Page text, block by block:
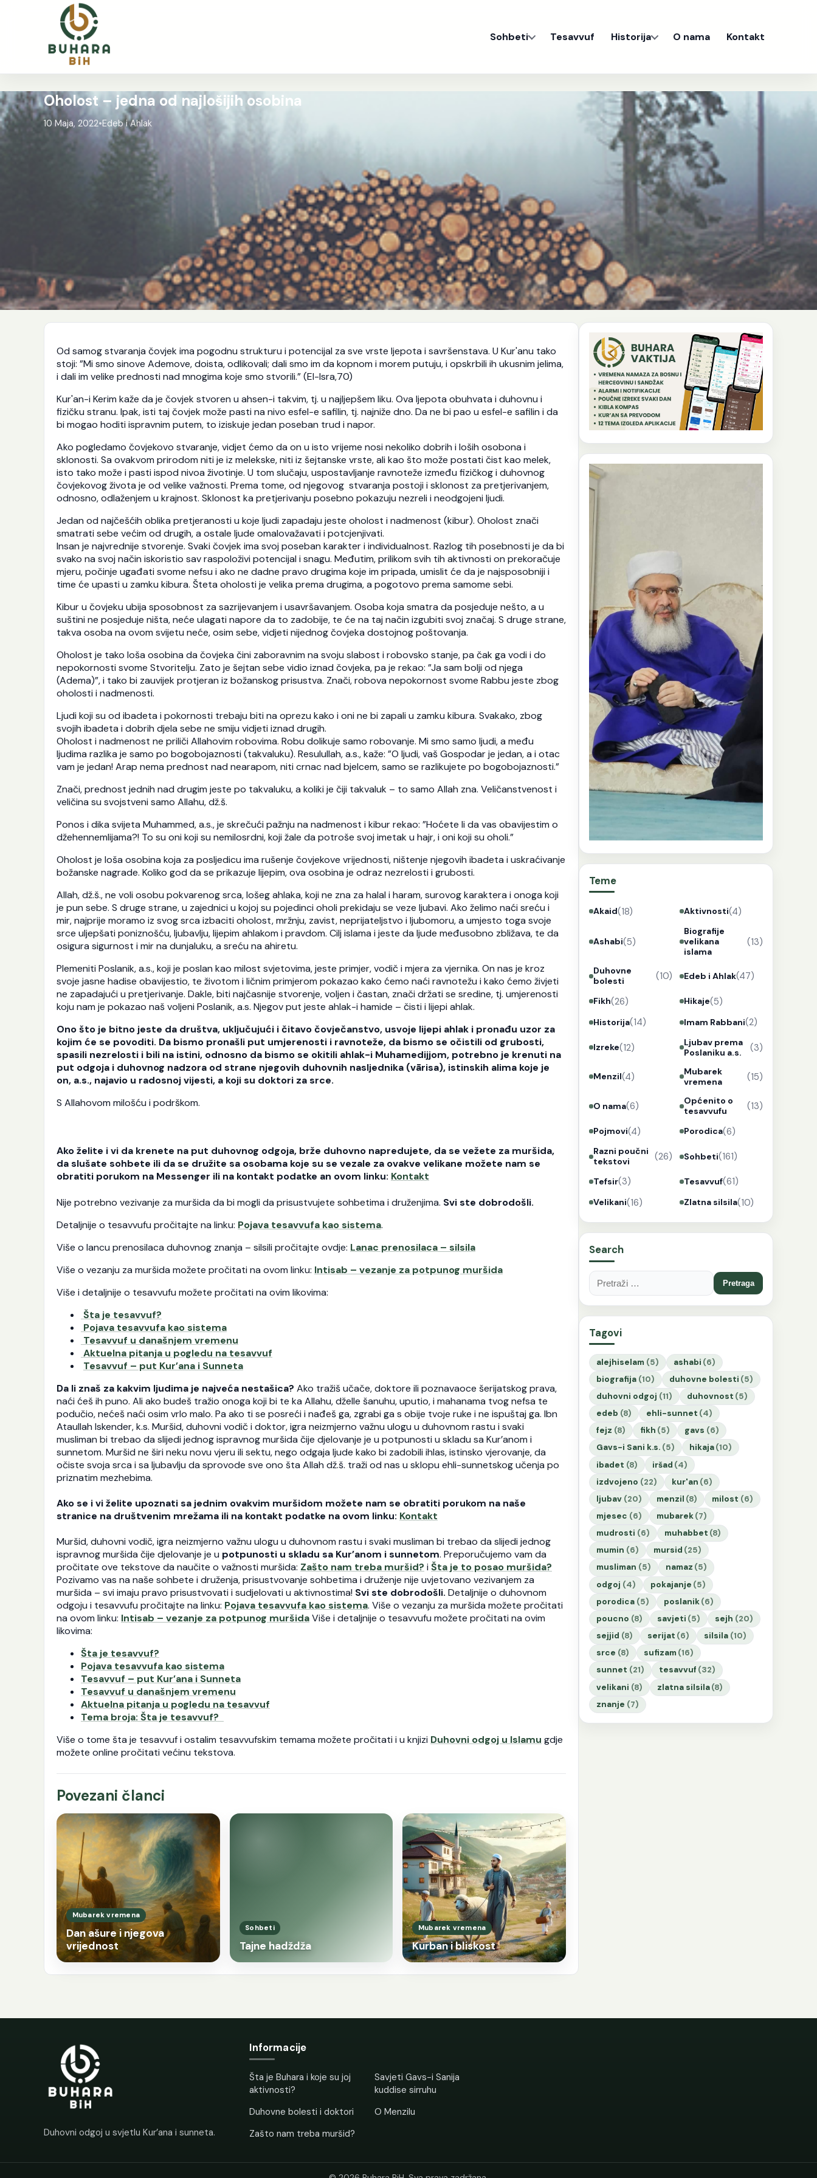
Sohbeti Tesavvuf Historija O nama Kontakt
Oholost – jedna od najlošijih osobina
10 Maja, 2022•Edeb i Ahlak
Od samog stvaranja čovjek ima pogodnu strukturu i potencijal za sve vrste ljepota i savršenstava. U Kur'anu tako
stoji: ”Mi smo sinove Ademove, doista, odlikovali; dali smo im da kopnom i morem putuju, i opskrbili ih ukusnim jelima,
i dali im velike prednosti nad mnogima koje smo stvorili.” (El-Isra,70)
Kur'an-i Kerim kaže da je čovjek stvoren u ahsen-i takvim, tj. u najljepšem liku. Ova ljepota obuhvata i duhovnu i
fizičku stranu. Ipak, isti taj čovjek može pasti na nivo esfel-e safilin, tj. najniže dno. Da ne bi pao u esfel-e safilin i da
bi mogao hoditi ispravnim putem, to iziskuje jedan poseban trud i napor.
Ako pogledamo čovjekovo stvaranje, vidjet ćemo da on u isto vrijeme nosi nekoliko dobrih i loših osobona i
sklonosti. Sa ovakvom prirodom niti je iz melekske, niti iz šejtanske vrste, ali kao što može postati čist kao melek,
isto tako može i pasti ispod nivoa životinje. U tom slučaju, uspostavljanje ravnoteže između fizičkog i duhovnog
čovjekovog života je od velike važnosti. Prema tome, od njegovog stvaranja postoji i sklonost za pretjerivanjem,
odnosno, odlaženjem u krajnost. Sklonost ka pretjerivanju posebno pokazuju nezreli i neodgojeni ljudi.
Jedan od najčešćih oblika pretjeranosti u koje ljudi zapadaju jeste oholost i nadmenost (kibur). Oholost znači
smatrati sebe većim od drugih, a ostale ljude omalovažavati i potcjenjivati.
Insan je najvrednije stvorenje. Svaki čovjek ima svoj poseban karakter i individualnost. Razlog tih posebnosti je da bi
svako na svoj način iskoristio sav raspoloživi potencijal i snagu. Međutim, prilikom svih tih aktivnosti on prekoračuje
mjeru, počinje ugađati svome nefsu i ako ne dadne pravo drugima koje im pripada, umislit će da je najsposobniji i
time će upasti u zamku kibura. Šteta oholosti je velika prema drugima, a pogotovo prema samome sebi.
Kibur u čovjeku ubija sposobnost za sazrijevanjem i usavršavanjem. Osoba koja smatra da posjeduje nešto, a u
suštini ne posjeduje ništa, neće ulagati napore da to zadobije, te će na taj način izgubiti svoj značaj. S druge strane,
takva osoba na ovom svijetu neće, osim sebe, vidjeti nijednog čovjeka dostojnog poštovanja.
Oholost je tako loša osobina da čovjeka čini zaboravnim na svoju slabost i robovsko stanje, pa čak ga vodi i do
nepokornosti svome Stvoritelju. Zato je šejtan sebe vidio iznad čovjeka, pa je rekao: ”Ja sam bolji od njega
(Adema)”, i tako bi zauvijek protjeran iz božanskog prisustva. Znači, robova nepokornost svome Rabbu jeste zbog
oholosti i nadmenosti.
Ljudi koji su od ibadeta i pokornosti trebaju biti na oprezu kako i oni ne bi zapali u zamku kibura. Svakako, zbog
svojih ibadeta i dobrih djela sebe ne smiju vidjeti iznad drugih.
Oholost i nadmenost ne priliči Allahovim robovima. Robu dolikuje samo robovanje. Mi smo samo ljudi, a među
ljudima razlika je samo po bogobojaznosti (takvaluku). Resulullah, a.s., kaže: ”O ljudi, vaš Gospodar je jedan, a i otac
vam je jedan! Arap nema prednost nad nearapom, niti crnac nad bjelcem, samo se razlikujete po bogobojaznosti.”
Znači, prednost jednih nad drugim jeste po takvaluku, a koliki je čiji takvaluk – to samo Allah zna. Veličanstvenost i
veličina su svojstveni samo Allahu, dž.š.
Ponos i dika svijeta Muhammed, a.s., je skrečući pažnju na nadmenost i kibur rekao: ”Hoćete li da vas obavijestim o
džehennemlijama?! To su oni koji su nemilosrdni, koji žale da potroše svoj imetak u hajr, i oni koji su oholi.”
Oholost je loša osobina koja za posljedicu ima rušenje čovjekove vrijednosti, ništenje njegovih ibadeta i uskraćivanje
božanske nagrade. Koliko god da se prikazuje lijepim, ova osobina je odraz nezrelosti i grubosti.
Allah, dž.š., ne voli osobu pokvarenog srca, lošeg ahlaka, koji ne zna za halal i haram, surovog karaktera i onoga koji
je pun sebe. S druge strane, u zajednici u kojoj su pojedinci oholi prekidaju se veze ljubavi. Ako želimo naći sreću i
mir, najprije moramo iz svog srca izbaciti oholost, mržnju, zavist, neprijateljstvo i ljubomoru, a umjesto toga svoje
srce uljepšati poniznošću, ljubavlju, lijepim ahlakom i pravdom. Cilj islama i jeste da ljude međusobno zbližava, te da
osigura sigurnost i mir na dunjaluku, a sreću na ahiretu.
Plemeniti Poslanik, a.s., koji je poslan kao milost svjetovima, jeste primjer, vodič i mjera za vjernika. On nas je kroz
svoje jasne hadise obavijestio, te životom i ličnim primjerom pokazao kako ćemo naći ravnotežu i kako ćemo živjeti
ne zapadajući u pretjerivanje. Dakle, biti najčasnije stvorenje, voljen i častan, znači držati se sredine, tj. umjerenosti
koju nam je pokazao naš voljeni Poslanik, a.s. Njegov put jeste ahlak-i hamide – čisti i lijepi ahlak.
Ono što je bitno jeste da društva, uključujući i čitavo čovječanstvo, usvoje lijepi ahlak i pronađu uzor za
kojim će se povoditi. Da bismo pronašli put umjerenosti i ravnoteže, da bismo se očistili od grubosti,
spasili nezrelosti i bili na istini, odnosno da bismo se okitili ahlak-i Muhamedijjom, potrebno je krenuti na
put odgoja i duhovnog nadzora od strane njegovih duhovnih nasljednika (vārisa), istinskih alima koje je
on, a.s., najavio u radosnoj vijesti, a koji su doktori za srce.
S Allahovom milošću i podrškom.
Ako želite i vi da krenete na put duhovnog odgoja, brže duhovno napredujete, da se vežete za muršida,
da slušate sohbete ili da se družite sa osobama koje su se vezale za ovakve velikane možete nam se
obratiti porukom na Messenger ili na kontakt podatke an ovom linku: Kontakt
Nije potrebno vezivanje za muršida da bi mogli da prisustvujete sohbetima i druženjima. Svi ste dobrodošli.
Detaljnije o tesavvufu pročitajte na linku: Pojava tesavvufa kao sistema.
Više o lancu prenosilaca duhovnog znanja – silsili pročitajte ovdje: Lanac prenosilaca – silsila
Više o vezanju za muršida možete pročitati na ovom linku: Intisab – vezanje za potpunog muršida
Više i detaljnije o tesavvufu možete pročitati na ovim likovima:
Šta je tesavvuf?
Pojava tesavvufa kao sistema
Tesavvuf u današnjem vremenu
Aktuelna pitanja u pogledu na tesavvuf
Tesavvuf – put Kur’ana i Sunneta
Da li znaš za kakvim ljudima je najveća nestašica? Ako tražiš učače, doktore ili poznavaoce šerijatskog prava,
naći ćeš ih puno. Ali ako budeš tražio onoga koji bi te ka Allahu, dželle šanuhu, uputio, i mahanama tvog nefsa te
podučio, nećeš naći osim vrlo malo. Pa ako ti se posreći i nađeš ga, zgrabi ga s obije tvoje ruke i ne ispuštaj ga. Ibn
Ataullah Iskender, k.s. Muršid, duhovni vodič i doktor, igra neizmjerno važnu ulogu u duhovnom rastu i svaki
musliman bi trebao da slijedi jednog ispravnog muršida čije djelovanje je u potpunosti u skladu sa Kur’anom i
sunnetom. Muršid ne širi neku novu vjeru ili sektu, nego odgaja ljude kako bi zadobili ihlas, istinsko vjerovanje, da
očiste svoja srca i sa ljubavlju da sprovode sve ono šta Allah dž.š. traži od nas u sklopu ehli-sunnetskog učenja po
priznatim mezhebima.
Ako se i vi želite upoznati sa jednim ovakvim muršidom možete nam se obratiti porukom na naše
stranice na društvenim mrežama ili na kontakt podatke na ovom linku: Kontakt
Muršid, duhovni vodič, igra neizmjerno važnu ulogu u duhovnom rastu i svaki musliman bi trebao da slijedi jednog
ispravnog muršida čije djelovanje je u potpunosti u skladu sa Kur’anom i sunnetom. Preporučujemo vam da
pročitate ove tekstove da naučite o važnosti muršida: Zašto nam treba muršid? i Šta je to posao muršida?
Pozivamo vas na naše sohbete i druženja, prisustvovanje sohbetima i druženje nije uvjetovano vezivanjem za
muršida – svi imaju pravo prisustvovati i sudjelovati u aktivnostima! Svi ste dobrodošli. Detaljnije o duhovnom
odgoju i tesavvufu pročitajte na linku: Pojava tesavvufa kao sistema. Više o vezanju za muršida možete pročitati
na ovom linku: Intisab – vezanje za potpunog muršidaViše i detaljnije o tesavvufu možete pročitati na ovim
likovima:
Šta je tesavvuf?
Pojava tesavvufa kao sistema
Tesavvuf – put Kur’ana i Sunneta
Tesavvuf u današnjem vremenu
Aktuelna pitanja u pogledu na tesavvuf
Tema broja: Šta je tesavvuf?
Više o tome šta je tesavvuf i ostalim tesavvufskim temama možete pročitati i u knjizi Duhovni odgoj u Islamu gdje
možete online pročitati većinu tekstova.
Povezani članci
Mubarek vremena
Dan ašure i njegova
vrijednost
Sohbeti
Tajne hadždža
Mubarek vremena
Kurban i bliskost
Teme
Akaid(18) Aktivnosti(4)
Ashabi(5)
Biografije
velikana
islama
(13)
Duhovne
bolesti
(10) Edeb i Ahlak(47)
Fikh(26) Hikaje(5)
Historija(14) Imam Rabbani(2)
Izreke(12)
Ljubav prema
Poslaniku a.s.
(3)
Menzil(4)
Mubarek
vremena
(15)
O nama(6)
Općenito o
tesavvufu
(13)
Pojmovi(4) Porodica(6)
Razni poučni
tekstovi
(26) Sohbeti(161)
Tefsir(3) Tesavvuf(61)
Velikani(16) Zlatna silsila(10)
Search
Pretraga:
Tagovi
alejhiselam (5) ashabi (6)
biografija (10) duhovne bolesti (5)
duhovni odgoj (11) duhovnost (5)
edeb (8) ehli-sunnet (4)
fejz (8) fikh (5) gavs (6)
Gavs-i Sani k.s. (5) hikaja (10)
ibadet (8) iršad (4)
izdvojeno (22) kur'an (6)
ljubav (20) menzil (8) milost (6)
mjesec (6) mubarek (7)
mudrosti (6) muhabbet (8)
mumin (6) mursid (25)
musliman (5) namaz (5)
odgoj (4) pokajanje (5)
porodica (5) poslanik (6)
poucno (8) savjeti (5) sejh (20)
sejjid (8) serijat (6) silsila (10)
srce (8) sufizam (16)
sunnet (21) tesavvuf (32)
velikani (8) zlatna silsila (8)
znanje (7)
Duhovni odgoj u svjetlu Kur’ana i sunneta.
Informacije
Šta je Buhara i koje su joj
aktivnosti?
Savjeti Gavs-i Sanija
kuddise sirruhu
Duhovne bolesti i doktori
O Menzilu
Zašto nam treba muršid?